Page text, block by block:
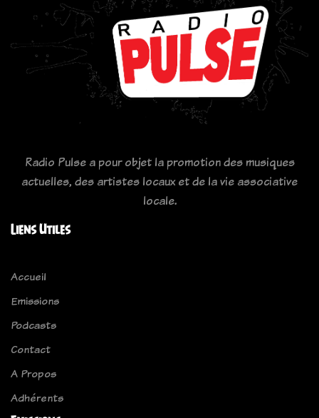
Radio Pulse a pour objet la promotion des musiques
actuelles, des artistes locaux et de la vie associative
locale.
Liens Utiles
Accueil
Emissions
Podcasts
Contact
A Propos
Adhérents